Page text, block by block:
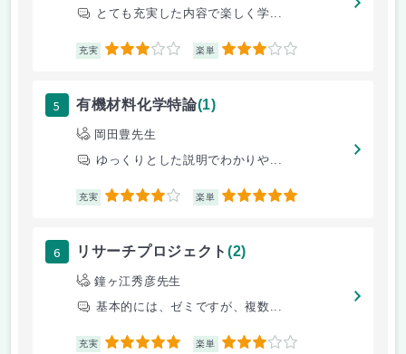
とても充実した内容で楽しく学...
充実 3 楽単 3
5 有機材料化学特論(1)
岡田豊先生
ゆっくりとした説明でわかりや...
充実 4 楽単 5
6 リサーチプロジェクト (2)
鐘ヶ江秀彦先生
基本的には、ゼミですが、複数...
充実 5 楽単 3